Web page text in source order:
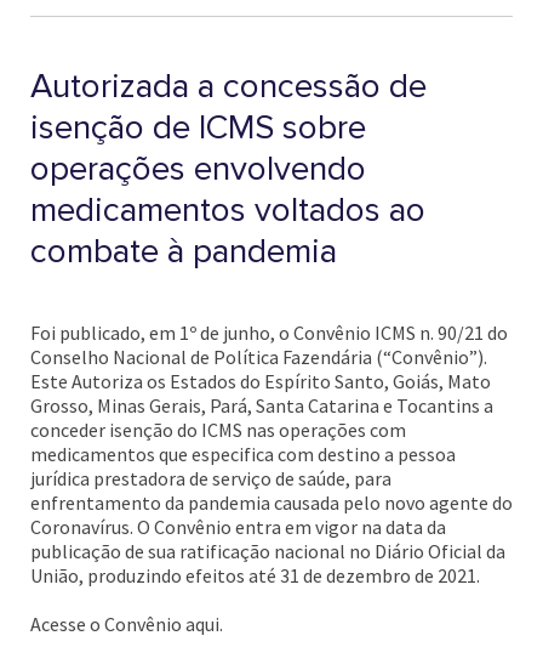
Autorizada a concessão de
isenção de ICMS sobre
operações envolvendo
medicamentos voltados ao
combate à pandemia
Foi publicado, em 1º de junho, o Convênio ICMS n. 90/21 do
Conselho Nacional de Política Fazendária (“Convênio”).
Este Autoriza os Estados do Espírito Santo, Goiás, Mato
Grosso, Minas Gerais, Pará, Santa Catarina e Tocantins a
conceder isenção do ICMS nas operações com
medicamentos que especifica com destino a pessoa
jurídica prestadora de serviço de saúde, para
enfrentamento da pandemia causada pelo novo agente do
Coronavírus. O Convênio entra em vigor na data da
publicação de sua ratificação nacional no Diário Oficial da
União, produzindo efeitos até 31 de dezembro de 2021.
Acesse o Convênio aqui.